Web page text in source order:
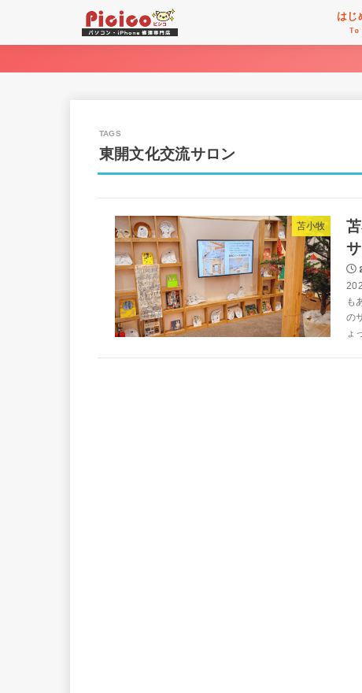
はじ
東開文化交流サロン
苫小牧
も
の
ょ